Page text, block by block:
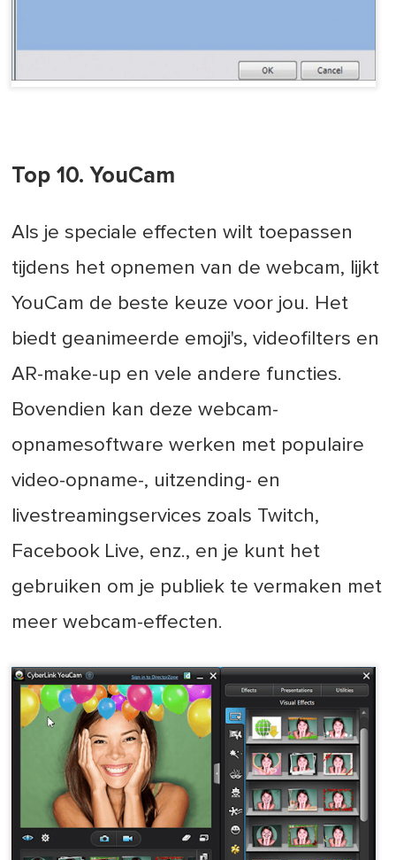
Top 10. YouCam
Als je speciale effecten wilt toepassen
tijdens het opnemen van de webcam, lijkt
YouCam de beste keuze voor jou. Het
biedt geanimeerde emoji's, videofilters en
AR-make-up en vele andere functies.
Bovendien kan deze webcam-
opnamesoftware werken met populaire
video-opname-, uitzending- en
livestreamingservices zoals Twitch,
Facebook Live, enz., en je kunt het
gebruiken om je publiek te vermaken met
meer webcam-effecten.